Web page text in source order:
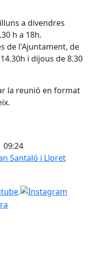
a divendres
h a 18h.
de l'Ajuntament, de
i dijous de 8.30
la reunió en format
09:24
Santaló i Lloret